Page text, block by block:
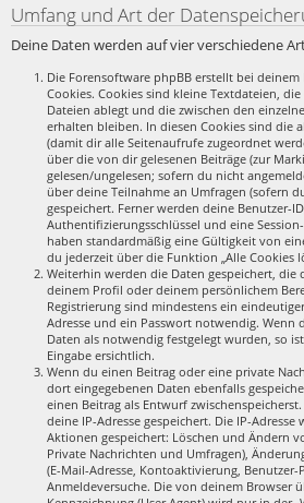
Umfang und Art der
Deine Daten werden auf vier verschiedene
Die Forensoftware phpBB erstellt bei deinem
Cookies. Cookies sind kleine Textdateien,
Dateien ablegt und die zwischen den
erhalten bleiben. In diesen Cookies sind die
(damit dir alle Seitenaufrufe zugeordnet
über die von dir gelesenen Beiträge (zur
gelesen/ungelesen; sofern du nicht
über deine Teilnahme an Umfragen (sofern
gespeichert. Ferner werden deine Benutzer-
Authentifizierungsschlüssel und eine
haben standardmäßig eine Gültigkeit von
du jederzeit über die Funktion „Alle Cookies
Weiterhin werden die Daten gespeichert, die
deinem Profil oder deinem persönlichem
Registrierung sind mindestens ein
Adresse und ein Passwort notwendig. Wenn
Daten als notwendig festgelegt wurden, so
Eingabe ersichtlich.
Wenn du einen Beitrag oder eine private
dort eingegebenen Daten ebenfalls
einen Beitrag als Entwurf
deine IP-Adresse gespeichert. Die IP-
Aktionen gespeichert: Löschen und Ändern
Private Nachrichten und Umfragen),
(E-Mail-Adresse, Kontoaktivierung,
Anmeldeversuche. Die von deinem Browser